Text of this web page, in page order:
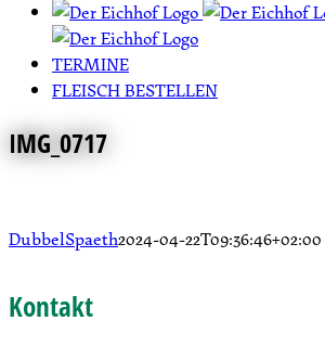
TERMINE
FLEISCH BESTELLEN
IMG_0717
DubbelSpaeth2024-04-22T09:36:46+02:00
Kontakt